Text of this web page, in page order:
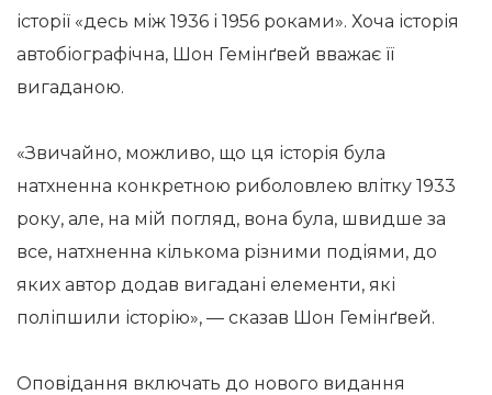
історії «десь між 1936 і 1956 роками». Хоча історія
автобіографічна, Шон Гемінґвей вважає її
вигаданою.
«Звичайно, можливо, що ця історія була
натхненна конкретною риболовлею влітку 1933
року, але, на мій погляд, вона була, швидше за
все, натхненна кількома різними подіями, до
яких автор додав вигадані елементи, які
поліпшили історію», — сказав Шон Гемінґвей.
Оповідання включать до нового видання